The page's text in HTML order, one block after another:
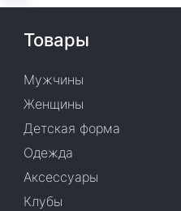
Товары
Мужчины
Женщины
Детская форма
Одежда
Аксессуары
Клубы